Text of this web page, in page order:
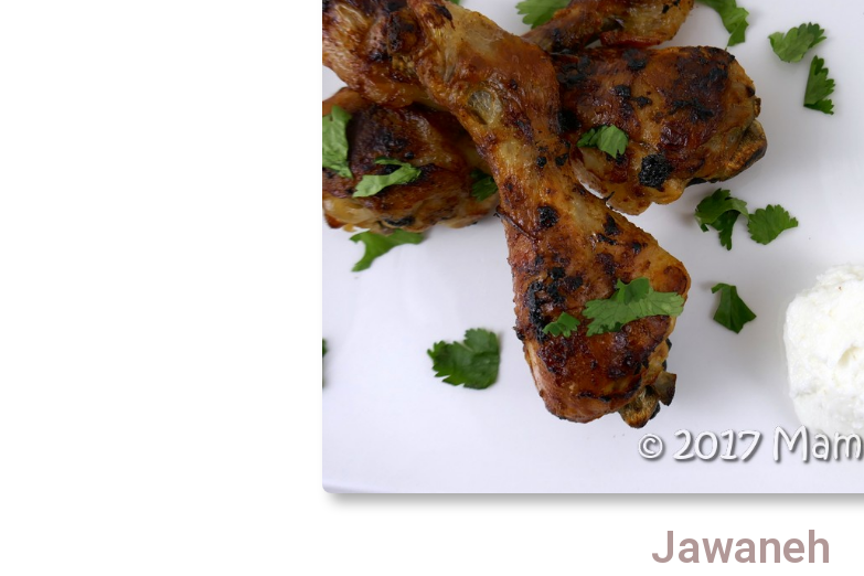
Jawaneh